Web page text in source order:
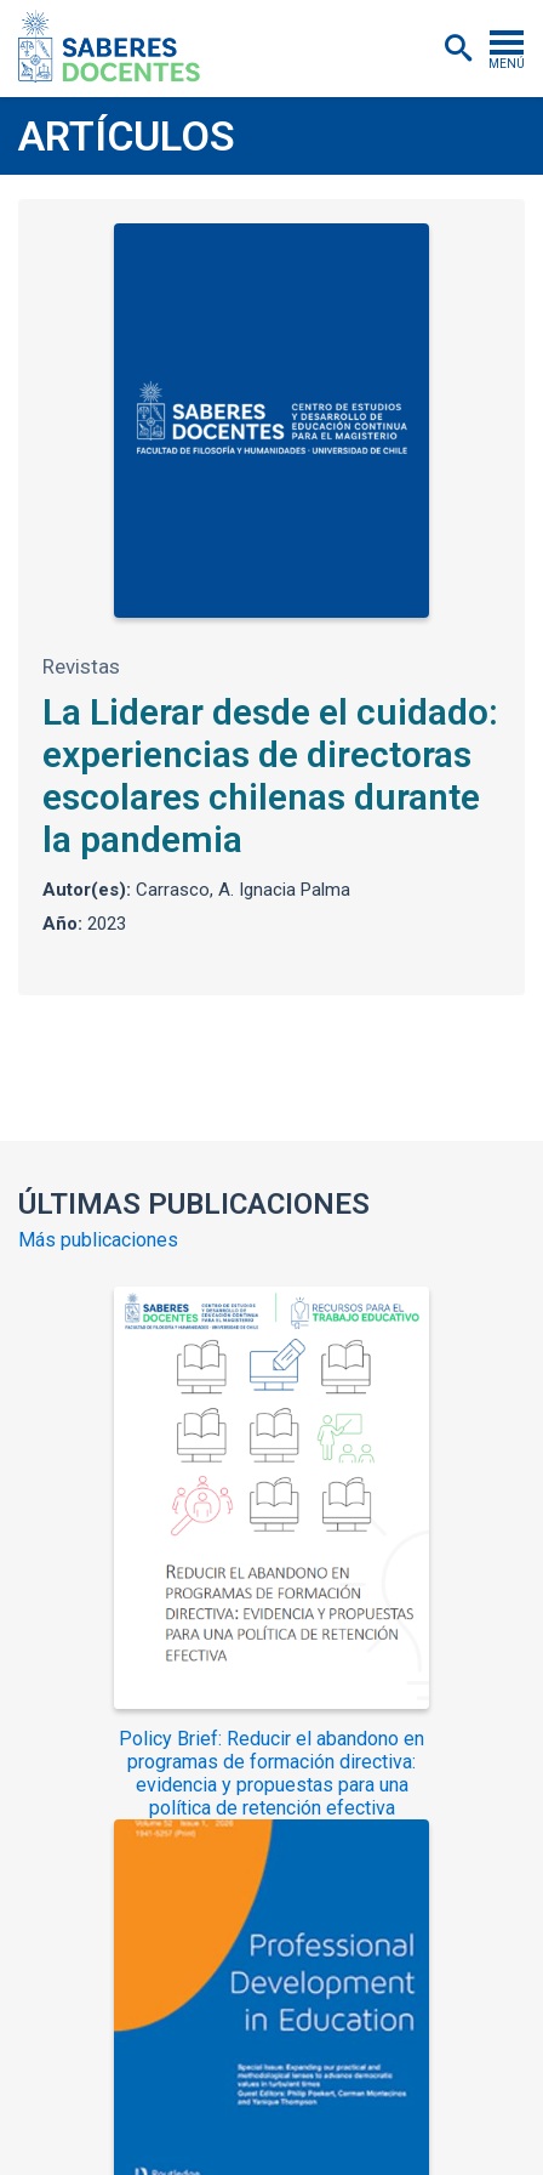
MENÚ
Postítulos y diplomados
Asistencias educativas
Inscripciones
ARTÍCULOS
Revistas
La Liderar desde el cuidado:
experiencias de directoras
escolares chilenas durante
la pandemia
Autor(es): Carrasco, A. Ignacia Palma
Año: 2023
ÚLTIMAS PUBLICACIONES
Más publicaciones
Policy Brief: Reducir el abandono en
programas de formación directiva:
evidencia y propuestas para una
política de retención efectiva